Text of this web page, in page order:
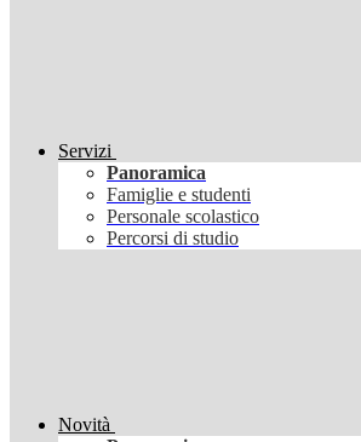
Servizi
Panoramica
Famiglie e studenti
Personale scolastico
Percorsi di studio
Novità